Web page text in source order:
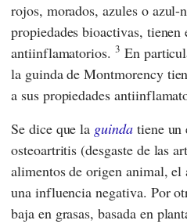
rojos, morados, azules o azul-
propiedades bioactivas,
antiinflamatorios. 3 En
la guinda de Montmorency
a sus propiedades
Se dice que la guindatiene un
osteoartritis (desgaste de las
alimentos de origen animal,
una influencia negativa. Por
baja en grasas, basada en